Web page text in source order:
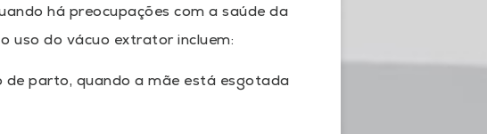
há preocupações com a saúde da
uso do vácuo extrator incluem:
parto, quando a mãe está esgotada